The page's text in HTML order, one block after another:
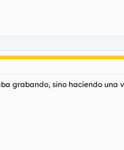
grabando, sino haciendo una